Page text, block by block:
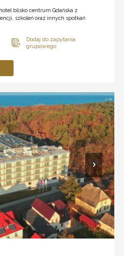
blisko centrum Gdańska z
szkoleń oraz innych spotkań